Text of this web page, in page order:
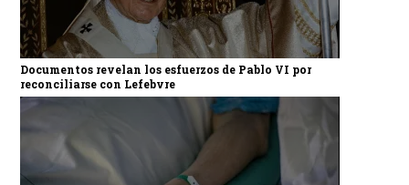
Documentos revelan los esfuerzos de Pablo VI por
reconciliarse con Lefebvre